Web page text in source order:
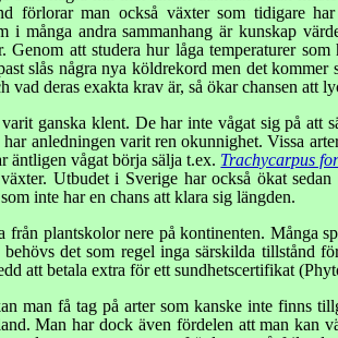
förlorar man också växter som tidigare
i många andra sammanhang är kunskap
att studera hur låga temperaturer
slås några nya köldrekord men det
deras exakta krav är, så ökar chansen att
ganska klent. De har inte vågat sig på
anledningen varit ren okunnighet. Vissa
äntligen vågat börja sälja t.ex. Trachycarpus
Utbudet i Sverige har också ökat
inte har en chans att klara sig längden.
plantskolor nere på kontinenten. Många
det som regel inga särskilda tillstånd
att betala extra för ett sundhetscertifikat
man få tag på arter som kanske inte finns
Man har dock även fördelen att man kan